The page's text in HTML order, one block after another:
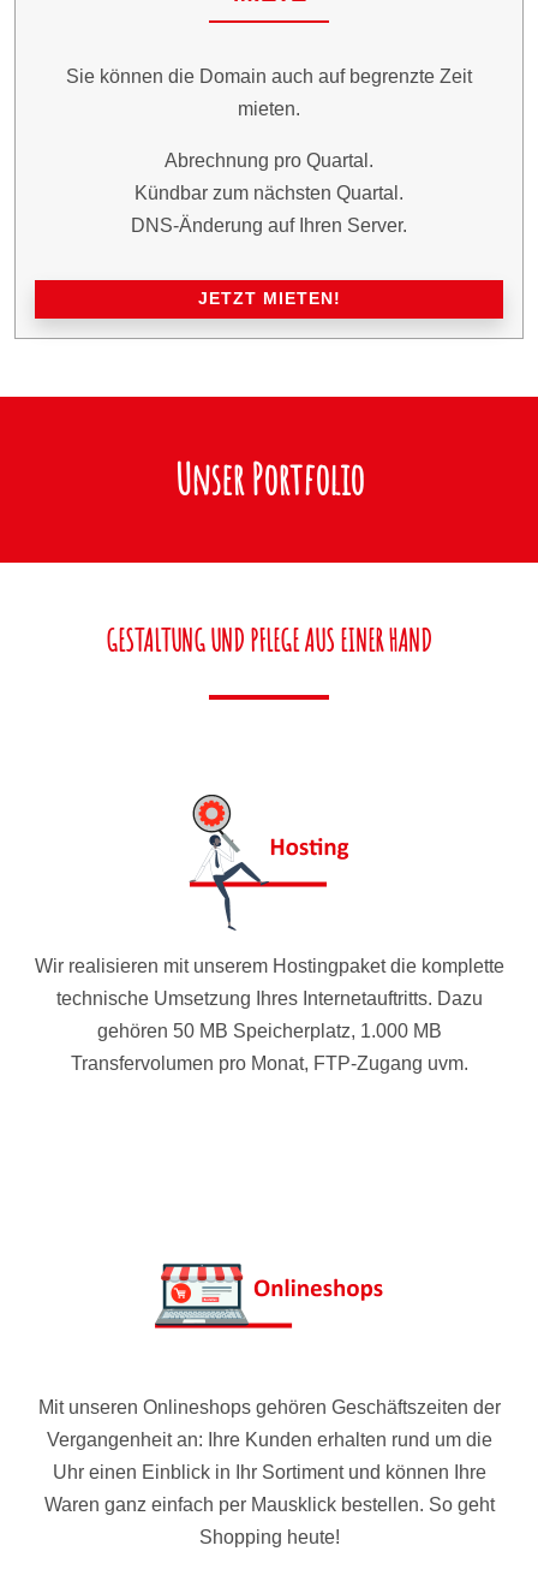
Sie können die Domain auch auf begrenzte Zeit
mieten.
Abrechnung pro Quartal.
Kündbar zum nächsten Quartal.
DNS-Änderung auf Ihren Server.
JETZT MIETEN!
Unser Portfolio
GESTALTUNG UND PFLEGE AUS EINER HAND
Wir realisieren mit unserem Hostingpaket die komplette
technische Umsetzung Ihres Internetauftritts. Dazu
gehören 50 MB Speicherplatz, 1.000 MB
Transfervolumen pro Monat, FTP-Zugang uvm.
Mit unseren Onlineshops gehören Geschäftszeiten der
Vergangenheit an: Ihre Kunden erhalten rund um die
Uhr einen Einblick in Ihr Sortiment und können Ihre
Waren ganz einfach per Mausklick bestellen. So geht
Shopping heute!